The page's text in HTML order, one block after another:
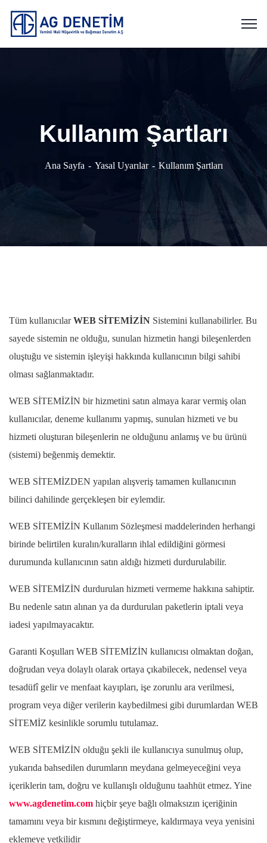
Kullanım Şartları
Ana Sayfa Yasal Uyarılar Kullanım Şartları
Tüm kullanıcılarWEB SİTEMİZİN Sistemini kullanabilirler. Bu
sayede sistemin ne olduğu, sunulan hizmetin hangi bileşenlerden
oluştuğu ve sistemin işleyişi hakkında kullanıcının bilgi sahibi
olması sağlanmaktadır.
WEB SİTEMİZİN bir hizmetini satın almaya karar vermiş olan
kullanıcılar, deneme kullanımı yapmış, sunulan hizmeti ve bu
hizmeti oluşturan bileşenlerin ne olduğunu anlamış ve bu ürünü
(sistemi) beğenmiş demektir.
WEB SİTEMİZDEN yapılan alışveriş tamamen kullanıcının
bilinci dahilinde gerçekleşen bir eylemdir.
WEB SİTEMİZİN Kullanım Sözleşmesi maddelerinden herhangi
birinde belirtilen kuralın/kuralların ihlal edildiğini görmesi
durumunda kullanıcının satın aldığı hizmeti durdurulabilir.
WEB SİTEMİZİN durdurulan hizmeti vermeme hakkına sahiptir.
Bu nedenle satın alınan ya da durdurulan paketlerin iptali veya
iadesi yapılmayacaktır.
Garanti Koşulları WEB SİTEMİZİN kullanıcısı olmaktan doğan,
doğrudan veya dolaylı olarak ortaya çıkabilecek, nedensel veya
tesadüfî gelir ve menfaat kayıpları, işe zorunlu ara verilmesi,
program veya diğer verilerin kaybedilmesi gibi durumlardan WEB
SİTEMİZ kesinlikle sorumlu tutulamaz.
WEB SİTEMİZİN olduğu şekli ile kullanıcıya sunulmuş olup,
yukarıda bahsedilen durumların meydana gelmeyeceğini veya
içeriklerin tam, doğru ve kullanışlı olduğunu taahhüt etmez. Yine
www.agdenetim.com hiçbir şeye bağlı olmaksızın içeriğinin
tamamını veya bir kısmını değiştirmeye, kaldırmaya veya yenisini
eklemeye yetkilidir